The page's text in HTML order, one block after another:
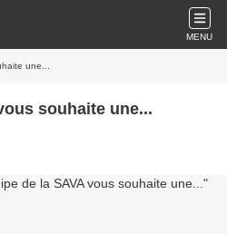
MENU
une...
souhaite une...